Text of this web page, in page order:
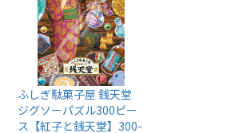
ふしぎ駄菓子屋 銭天堂
ジグソーパズル300ピー
ス【紅子と銭天堂】300-